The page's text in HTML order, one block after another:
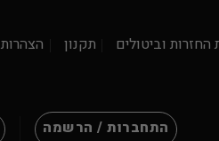
החזרות וביטולים תקנון
התחברות / הרשמה